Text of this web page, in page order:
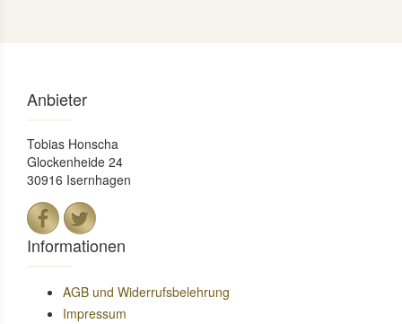
Anbieter
Tobias Honscha
Glockenheide 24
30916 Isernhagen
Informationen
AGB und Widerrufsbelehrung
Impressum